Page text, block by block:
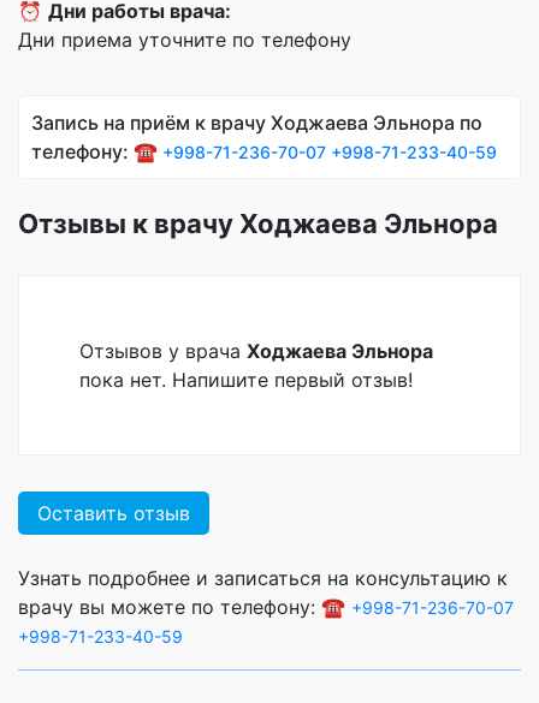
⏰ Дни работы врача:
Дни приема уточните по телефону
Запись на приём к врачу Ходжаева Эльнора по
телефону: ☎️ +998-71-236-70-07 +998-71-233-40-59
Отзывы к врачу Ходжаева Эльнора
Отзывов у врача Ходжаева Эльнора
пока нет. Напишите первый отзыв!
Оставить отзыв
Узнать подробнее и записаться на консультацию к
врачу вы можете по телефону: ☎️ +998-71-236-70-07
+998-71-233-40-59